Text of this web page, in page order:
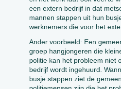
een extern bedrijf in dat
mannen stappen uit hun
werknemers die voor het
Ander voorbeeld: Een
groep hangjongeren die
politie kan het probleem niet
bedrijf wordt ingehuurd.
busje stappen ziet de